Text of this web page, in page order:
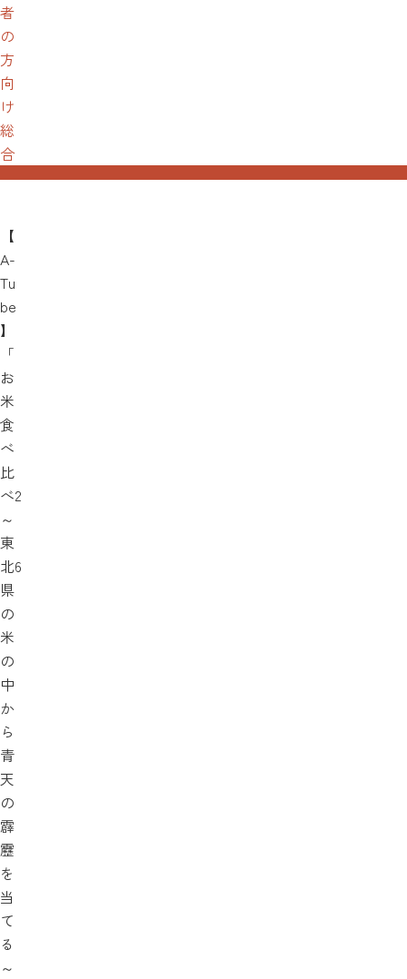
者
の
方
向
け
総
合
【
A-
Tu
be
】
「
お
米
食
べ
比
べ2
～
東
北6
県
の
米
の
中
か
ら
青
天
の
霹
靂
を
当
て
る
～